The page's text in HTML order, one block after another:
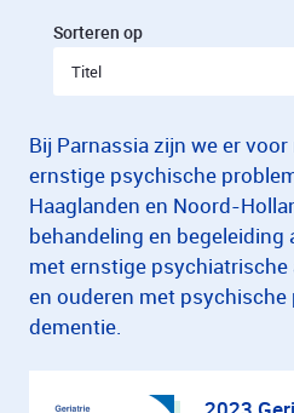
Sorteren
Sorteren op
Bij Parnassia zijn we er
ernstige psychische
Haaglanden en Noord-
behandeling en begeleiding
met ernstige psychiatrische
en ouderen met
dementie.